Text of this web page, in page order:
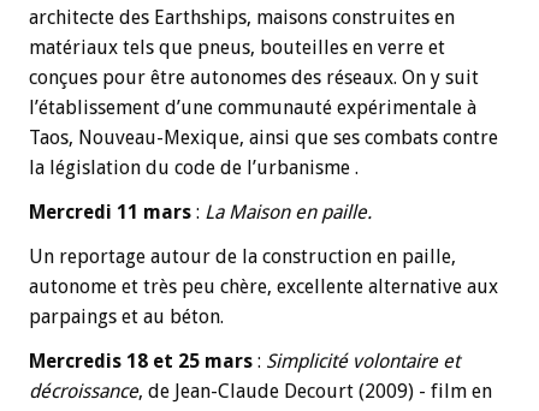
architecte des Earthships, maisons construites en
matériaux tels que pneus, bouteilles en verre et
conçues pour être autonomes des réseaux. On y suit
l’établissement d’une communauté expérimentale à
Taos, Nouveau-Mexique, ainsi que ses combats contre
la législation du code de l’urbanisme .
Mercredi 11 mars : La Maison en paille.
Un reportage autour de la construction en paille,
autonome et très peu chère, excellente alternative aux
parpaings et au béton.
Mercredis 18 et 25 mars : Simplicité volontaire et
décroissance, de Jean-Claude Decourt (2009) - film en